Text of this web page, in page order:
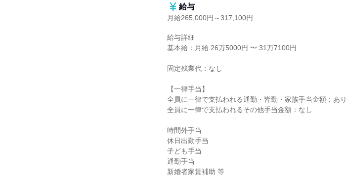
給与
月給265,000円～317,100円
給与詳細
基本給：月給 26万5000円 〜 31万7100円
固定残業代：なし
【一律手当】
全員に一律で支払われる通勤・皆勤・家族手当金額：あり
全員に一律で支払われるその他手当金額：なし
時間外手当
休日出勤手当
子ども手当
通勤手当
新婚者家賃補助 等